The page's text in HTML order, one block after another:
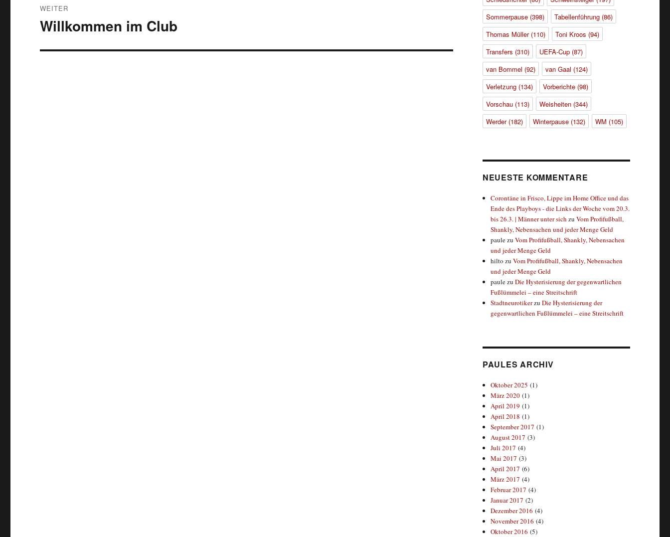
WEITER
Nächster
Willkommen im Club
Sommerpause(398) Tabellenführung(86)
Thomas Müller(110) Toni Kroos (94)
Transfers (310) UEFA-Cup(87)
van Bommel (92) van Gaal (124)
Verletzung(134) Vorberichte(98)
Vorschau(113) Weisheiten(344)
Werder(182) Winterpause(132) WM (105)
NEUESTE KOMMENTARE
Corontäne in Frisco, Lippe im Home Office und das
Ende des Playboys - die Links der Woche vom 20.3.
bis 26.3. | Männer unter sich zuVom Profifußball,
Shankly, Nebensachen und jeder Menge Geld
paulezuVom Profifußball, Shankly, Nebensachen
und jeder Menge Geld
hilto zuVom Profifußball, Shankly, Nebensachen
und jeder Menge Geld
paulezuDie Hysterisierung der gegenwartlichen
Fußlümmelei – eine Streitschrift
StadtneurotikerzuDie Hysterisierung der
gegenwartlichen Fußlümmelei – eine Streitschrift
PAULES ARCHIV
Oktober 2025 (1)
März 2020 (1)
April 2019 (1)
April 2018 (1)
September 2017 (1)
August 2017 (3)
Juli 2017 (4)
Mai 2017 (3)
April 2017 (6)
März 2017 (4)
Februar 2017 (4)
Januar 2017 (2)
Dezember 2016 (4)
November 2016 (4)
Oktober 2016 (5)